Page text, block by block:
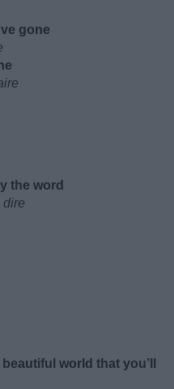
gone
the word
dire
world that you’ll